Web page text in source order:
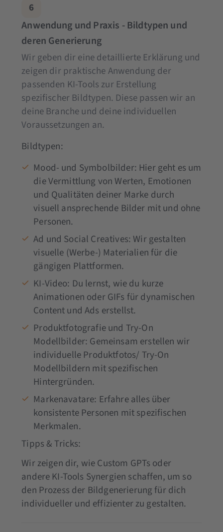
6
Anwendung und Praxis - Bildtypen und
deren Generierung
Wir geben dir eine detaillierte Erklärung und
zeigen dir praktische Anwendung der
passenden KI-Tools zur Erstellung
spezifischer Bildtypen. Diese passen wir an
deine Branche und deine individuellen
Voraussetzungen an.
Bildtypen:
Mood- und Symbolbilder: Hier geht es um
die Vermittlung von Werten, Emotionen
und Qualitäten deiner Marke durch
visuell ansprechende Bilder mit und ohne
Personen.
Ad und Social Creatives: Wir gestalten
visuelle (Werbe-) Materialien für die
gängigen Plattformen.
KI-Video: Du lernst, wie du kurze
Animationen oder GIFs für dynamischen
Content und Ads erstellst.
Produktfotografie und Try-On
Modellbilder: Gemeinsam erstellen wir
individuelle Produktfotos/ Try-On
Modellbildern mit spezifischen
Hintergründen.
Markenavatare: Erfahre alles über
konsistente Personen mit spezifischen
Merkmalen.
Tipps & Tricks:
Wir zeigen dir, wie Custom GPTs oder
andere KI-Tools Synergien schaffen, um so
den Prozess der Bildgenerierung für dich
individueller und effizienter zu gestalten.